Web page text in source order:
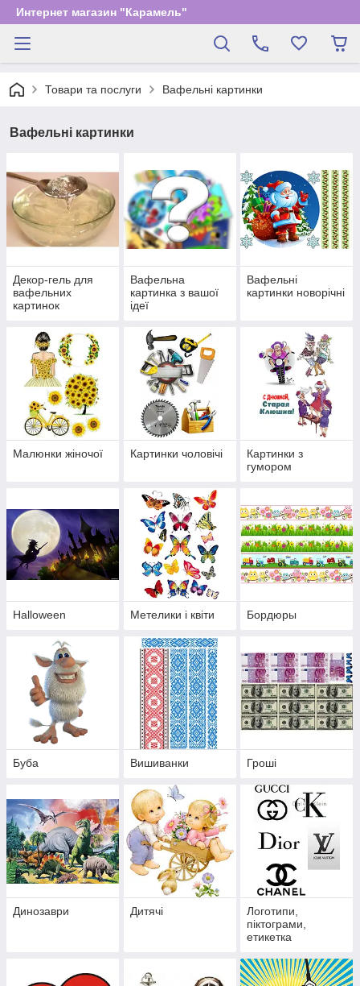
Интернет магазин "Карамель"
Товари та послуги Вафельні картинки
Вафельні картинки
Декор-гель для
вафельних
картинок
декорації
фруктів,суфле
Вафельна
картинка з вашої
ідеї
Вафельні
картинки новорічні
Малюнки жіночої Картинки чоловічі
Картинки з
гумором
Halloween Метелики і квіти Бордюры
Буба Вишиванки Гроші
Динозаври Дитячі
Логотипи,
піктограми,
етикетка